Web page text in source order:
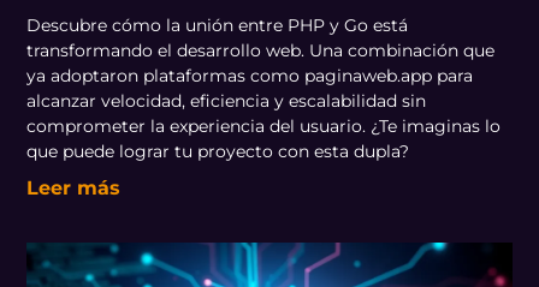
Descubre cómo la unión entre PHP y Go está
transformando el desarrollo web. Una combinación que
ya adoptaron plataformas como paginaweb.app para
alcanzar velocidad, eficiencia y escalabilidad sin
comprometer la experiencia del usuario. ¿Te imaginas lo
que puede lograr tu proyecto con esta dupla?
Leer más